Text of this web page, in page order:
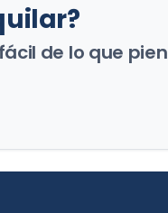
de lo que